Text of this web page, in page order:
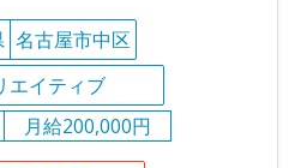
名古屋市中区
エイティブ
月給200,000円